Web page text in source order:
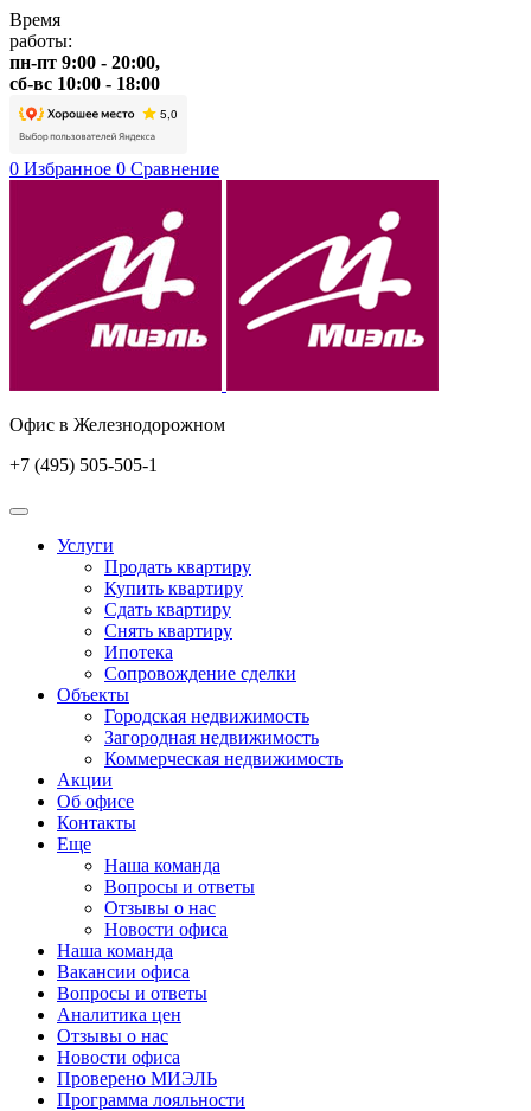
Время
работы:
пн-пт 9:00 - 20:00,
сб-вс 10:00 - 18:00
0 Избранное 0 Сравнение
Офис в Железнодорожном
+7 (495) 505-505-1
Услуги
Продать квартиру
Купить квартиру
Сдать квартиру
Снять квартиру
Ипотека
Сопровождение сделки
Объекты
Городская недвижимость
Загородная недвижимость
Коммерческая недвижимость
Акции
Об офисе
Контакты
Еще
Наша команда
Вопросы и ответы
Отзывы о нас
Новости офиса
Наша команда
Вакансии офиса
Вопросы и ответы
Аналитика цен
Отзывы о нас
Новости офиса
Проверено МИЭЛЬ
Программа лояльности